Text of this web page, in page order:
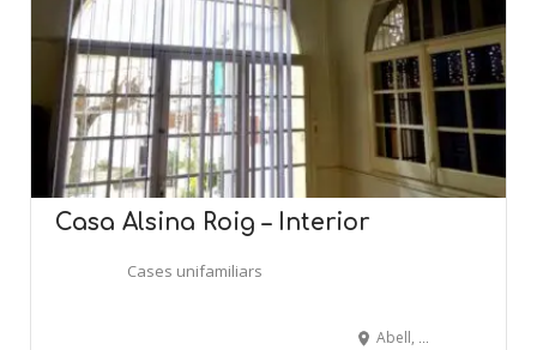
Casa Alsina Roig – Interior
Cases unifamiliars
Abell, 2 - Riera Buscarons, 50 - CANET DE MAR